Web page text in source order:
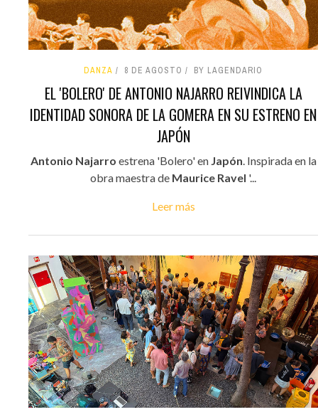
DANZA 8 DE AGOSTO BY LAGENDARIO
EL 'BOLERO' DE ANTONIO NAJARRO REIVINDICA LA
IDENTIDAD SONORA DE LA GOMERA EN SU ESTRENO EN
JAPÓN
Antonio Najarro estrena 'Bolero' en Japón. Inspirada en la
obra maestra de Maurice Ravel '...
Leer más